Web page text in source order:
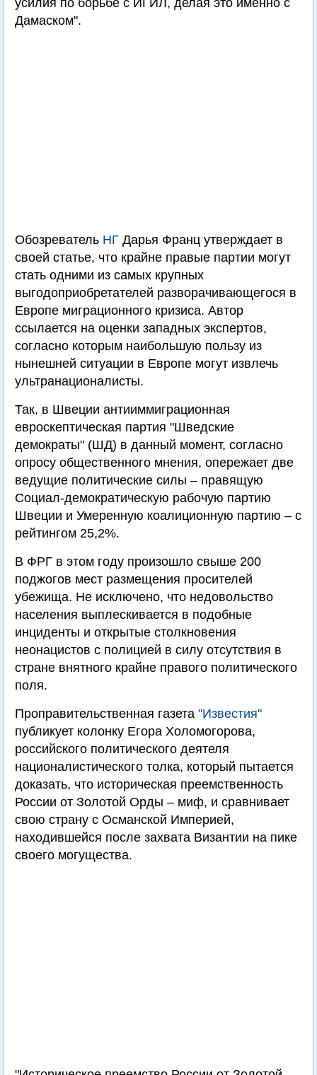
усилия по борьбе с ИГИЛ, делая это именно с
Дамаском".
Обозреватель НГ Дарья Франц утверждает в
своей статье, что крайне правые партии могут
стать одними из самых крупных
выгодоприобретателей разворачивающегося в
Европе миграционного кризиса. Автор
ссылается на оценки западных экспертов,
согласно которым наибольшую пользу из
нынешней ситуации в Европе могут извлечь
ультранационалисты.
Так, в Швеции антииммиграционная
евроскептическая партия "Шведские
демократы" (ШД) в данный момент, согласно
опросу общественного мнения, опережает две
ведущие политические силы – правящую
Социал-демократическую рабочую партию
Швеции и Умеренную коалиционную партию – с
рейтингом 25,2%.
В ФРГ в этом году произошло свыше 200
поджогов мест размещения просителей
убежища. Не исключено, что недовольство
населения выплескивается в подобные
инциденты и открытые столкновения
неонацистов с полицией в силу отсутствия в
стране внятного крайне правого политического
поля.
Проправительственная газета "Известия"
публикует колонку Егора Холомогорова,
российского политического деятеля
националистического толка, который пытается
доказать, что историческая преемственность
России от Золотой Орды – миф, и сравнивает
свою страну с Османской Империей,
находившейся после захвата Византии на пике
своего могущества.